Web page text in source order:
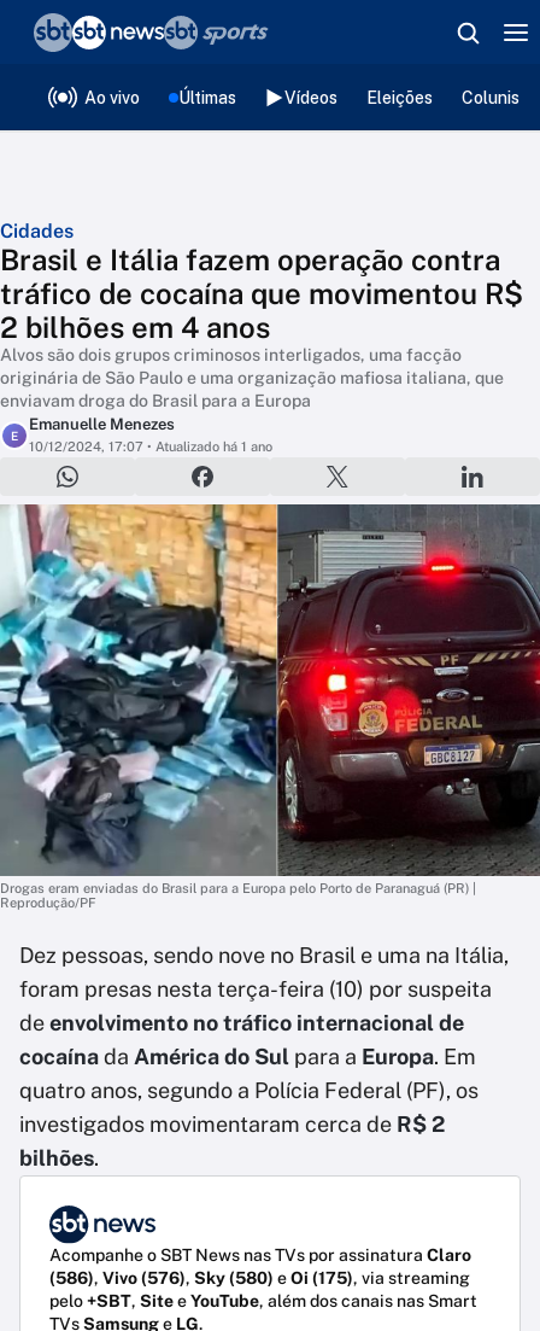
Ao vivo Últimas Vídeos Eleições
Cidades
Brasil e Itália fazem operação contra
tráfico de cocaína que movimentou R$
2 bilhões em 4 anos
Alvos são dois grupos criminosos interligados, uma facção
originária de São Paulo e uma organização mafiosa italiana, que
enviavam droga do Brasil para a Europa
E
Emanuelle Menezes
10/12/2024, 17:07 • Atualizado há 1 ano
Drogas eram enviadas do Brasil para a Europa pelo Porto de Paranaguá (PR) |
Reprodução/PF
Dez pessoas, sendo nove no Brasil e uma na Itália,
foram presas nesta terça-feira (10) por suspeita
deenvolvimento no tráfico internacional de
cocaínada América do Sul para a Europa. Em
quatro anos, segundo a Polícia Federal (PF), os
investigados movimentaram cerca de R$ 2
bilhões.
Acompanhe o SBT News nas TVs por assinatura Claro
(586), Vivo (576), Sky (580) eOi (175), via streaming
pelo+SBT, SiteeYouTube, além dos canais nas Smart
TVsSamsunge LG.
❮voltar
Editorias